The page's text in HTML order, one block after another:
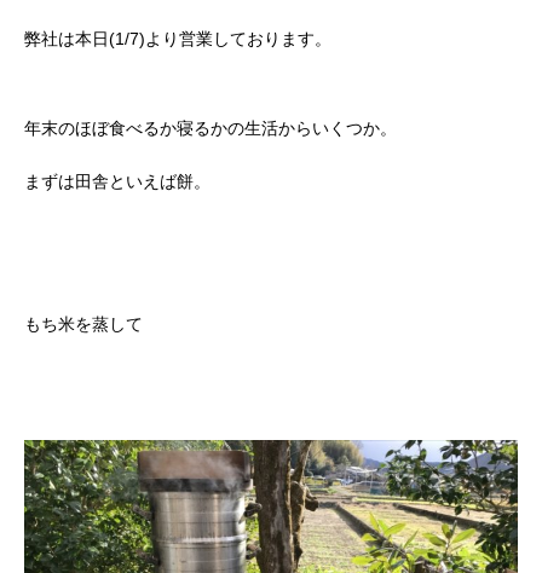
弊社は本日(1/7)より営業しております。
年末のほぼ食べるか寝るかの生活からいくつか。
まずは田舎といえば餅。
もち米を蒸して